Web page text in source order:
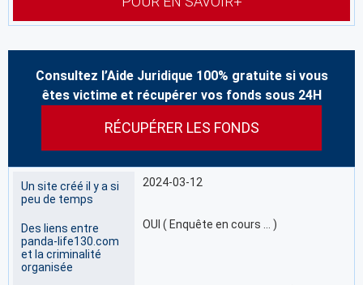
Consultez l’Aide Juridique 100% gratuite si vous
êtes victime et récupérer vos fonds sous 24H
RÉCUPÉRER LES FONDS
Un site créé il y a si
peu de temps
2024-03-12
Des liens entre
panda-life130.com
et la criminalité
organisée
OUI ( Enquête en cours … )